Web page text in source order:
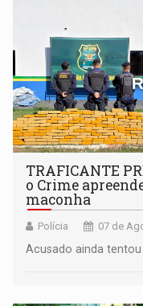
TRAFICANTE
o Crime
maconha
Polícia 07 de
Acusado ainda